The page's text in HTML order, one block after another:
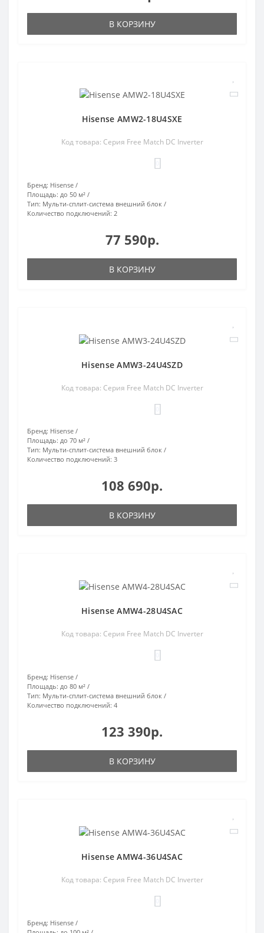
В КОРЗИНУ
Hisense AMW2-18U4SXE
Код товара: Серия Free Match DC Inverter
Бренд: Hisense
Площадь: до 50 м²
Тип: Мульти-сплит-система внешний блок
Количество подключений: 2
77 590р.
В КОРЗИНУ
Hisense AMW3-24U4SZD
Код товара: Серия Free Match DC Inverter
Бренд: Hisense
Площадь: до 70 м²
Тип: Мульти-сплит-система внешний блок
Количество подключений: 3
108 690р.
В КОРЗИНУ
Hisense AMW4-28U4SAC
Код товара: Серия Free Match DC Inverter
Бренд: Hisense
Площадь: до 80 м²
Тип: Мульти-сплит-система внешний блок
Количество подключений: 4
123 390р.
В КОРЗИНУ
Hisense AMW4-36U4SAC
Код товара: Серия Free Match DC Inverter
Бренд: Hisense